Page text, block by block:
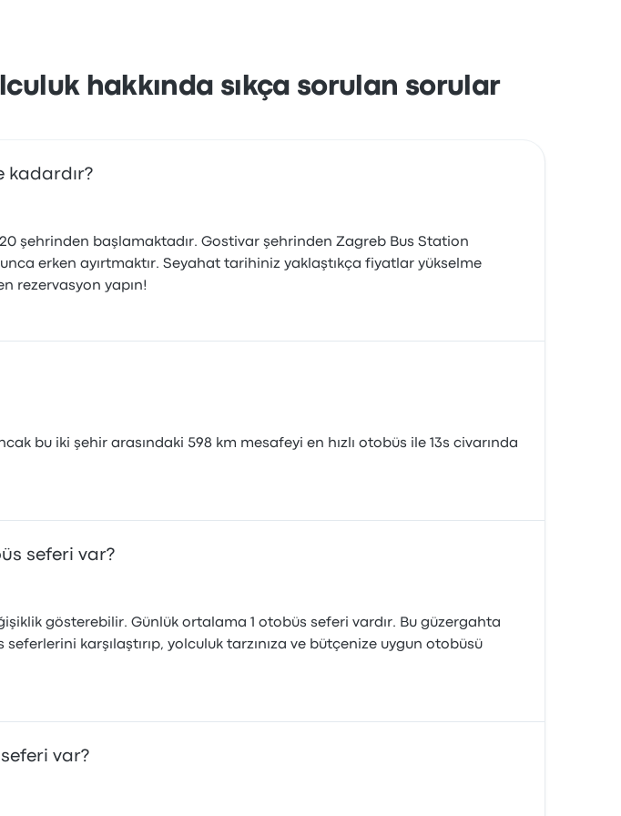
hakkında sıkça sorulan sorular
kadardır?
şehrinden başlamaktadır. Gostivar şehrinden Zagreb Bus Station
erken ayırtmaktır. Seyahat tarihiniz yaklaştıkça fiyatlar yükselme
rezervasyon yapın!
bu iki şehir arasındaki 598 km mesafeyi en hızlı otobüs ile 13s civarında
seferi var?
gösterebilir. Günlük ortalama 1 otobüs seferi vardır. Bu güzergahta
karşılaştırıp, yolculuk tarzınıza ve bütçenize uygun otobüsü
var?